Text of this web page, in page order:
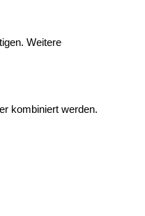
Weitere
kombiniert werden.